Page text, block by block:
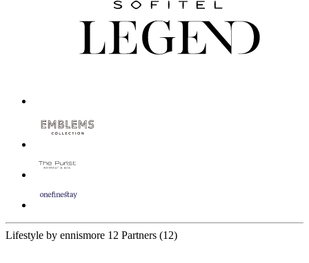
Lifestyle by ennismore 12 Partners (12)